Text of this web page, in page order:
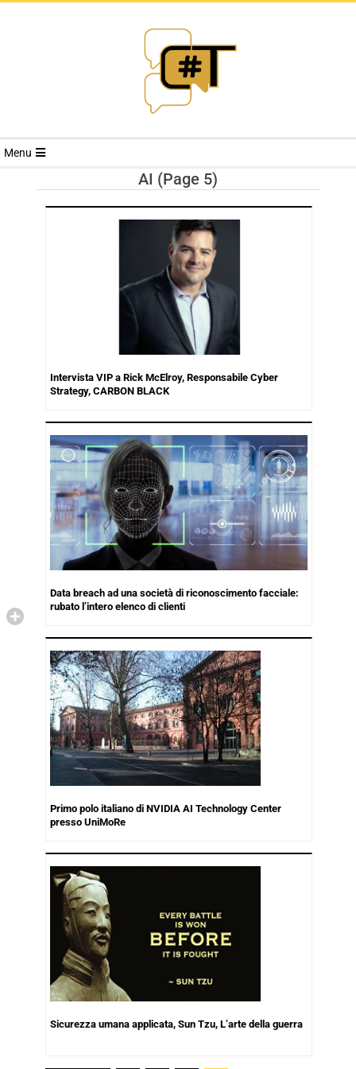
RIVISTA
TRENDS
Menu
AI (Page 5)
Intervista VIP a Rick McElroy, Responsabile Cyber
Strategy, CARBON BLACK
Data breach ad una società di riconoscimento facciale:
rubato l’intero elenco di clienti
Primo polo italiano di NVIDIA AI Technology Center
presso UniMoRe
Sicurezza umana applicata, Sun Tzu, L’arte della guerra